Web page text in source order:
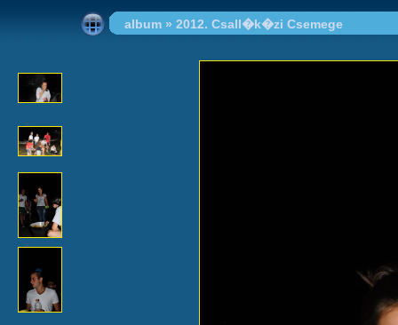
album » 2012. Csall�k�zi Csemege